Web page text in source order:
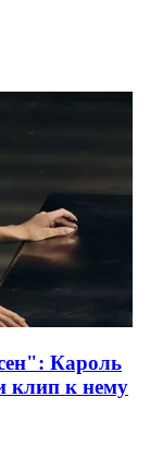
Кароль
клип к нему